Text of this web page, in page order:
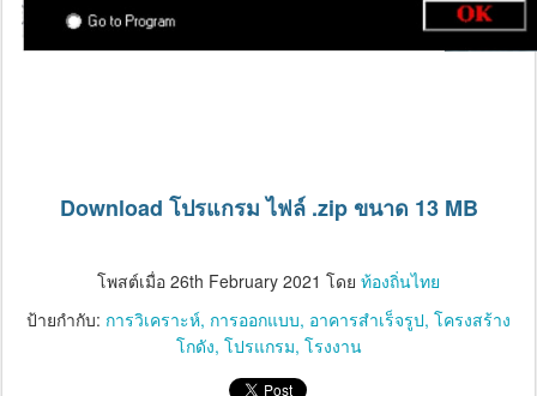
Download โปรแกรม ไฟล์ .zip ขนาด 13 MB
โพสต์เมื่อ 26th February 2021 โดย ท้องถิ่นไทย
ป้ายกำกับ: การวิเคราะห์ การออกแบบ อาคารสำเร็จรูป โครงสร้าง
โกดัง โปรแกรม โรงงาน